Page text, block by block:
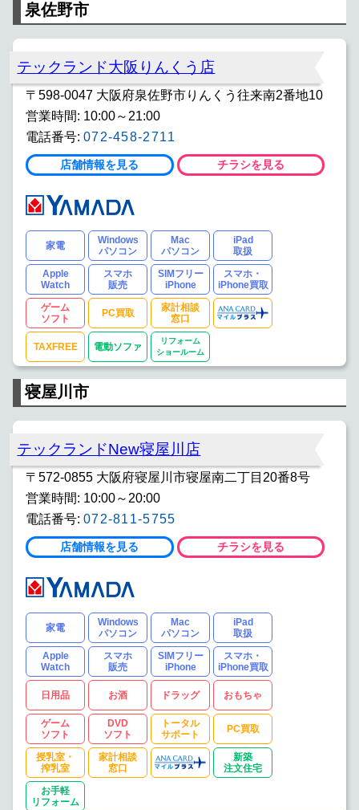
泉佐野市
テックランド大阪りんくう店
〒598-0047 大阪府泉佐野市りんくう往来南2番地10
営業時間: 10:00～21:00
電話番号: 072-458-2711
店舗情報を見る チラシを見る
家電
Windows
パソコン
Mac
パソコン
iPad
取扱
Apple
Watch
スマホ
販売
SIMフリー
iPhone
スマホ・
iPhone買取
ゲーム
ソフト
PC買取
家計相談
窓口
TAXFREE 電動ソファ
リフォーム
ショールーム
寝屋川市
テックランドNew寝屋川店
〒572-0855 大阪府寝屋川市寝屋南二丁目20番8号
営業時間: 10:00～20:00
電話番号: 072-811-5755
店舗情報を見る チラシを見る
家電
Windows
パソコン
Mac
パソコン
iPad
取扱
Apple
Watch
スマホ
販売
SIMフリー
iPhone
スマホ・
iPhone買取
日用品 お酒 ドラッグ おもちゃ
ゲーム
ソフト
DVD
ソフト
トータル
サポート
PC買取
授乳室・
搾乳室
家計相談
窓口
新築
注文住宅
お手軽
リフォーム